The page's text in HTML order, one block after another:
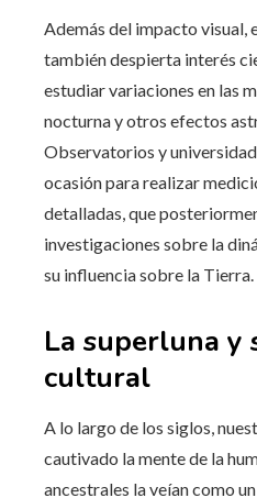
Además del impacto visual,
también despierta interés
estudiar variaciones en las
nocturna y otros efectos
Observatorios y
ocasión para realizar
detalladas, que
investigaciones sobre la
su influencia sobre la Tierra.
La superluna y
cultural
A lo largo de los siglos,
cautivado la mente de la
ancestrales la veían como